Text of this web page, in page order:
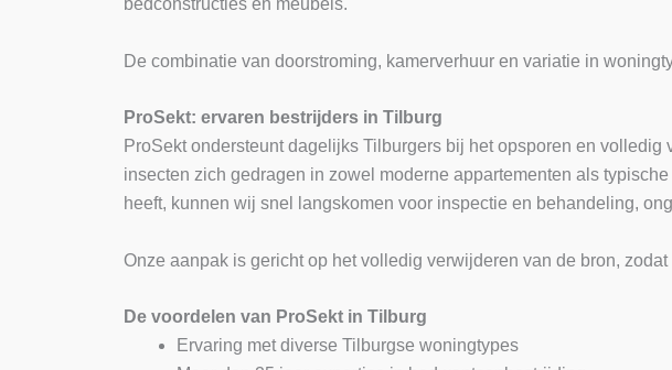
bedconstructies en meubels.
De combinatie van doorstroming, kamerverhuur en variatie in
ProSekt: ervaren bestrijders in Tilburg
ProSekt ondersteunt dagelijks Tilburgers bij het opsporen en
insecten zich gedragen in zowel moderne appartementen als
heeft, kunnen wij snel langskomen voor inspectie en behandeling,
Onze aanpak is gericht op het volledig verwijderen van de bron,
De voordelen van ProSekt in Tilburg
Ervaring met diverse Tilburgse woningtypes